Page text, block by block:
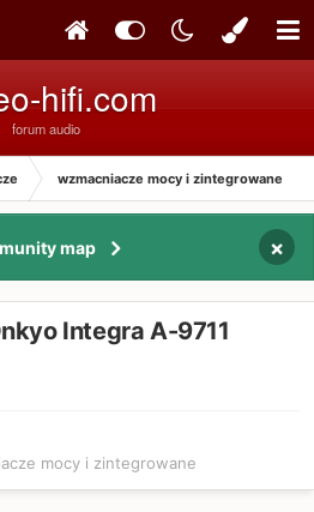
hifi.com
forum audio
wzmacniacze mocy i zintegrowane
map ×
Integra A-9711
mocy i zintegrowane